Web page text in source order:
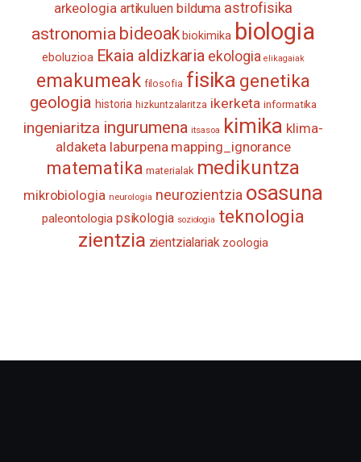
arkeologia artikuluen bilduma astrofisika
astronomia bideoak biokimika biologia
eboluzioa Ekaia aldizkaria ekologia elikagaiak
emakumeak filosofia fisika genetika
geologia historia hizkuntzalaritza ikerketa informatika
ingeniaritza ingurumena itsasoa kimika klima-
aldaketa laburpena mapping_ignorance
matematika materialak medikuntza
mikrobiologia neurologia neurozientzia osasuna
paleontologia psikologia soziologia teknologia
zientzia zientzialariak zoologia